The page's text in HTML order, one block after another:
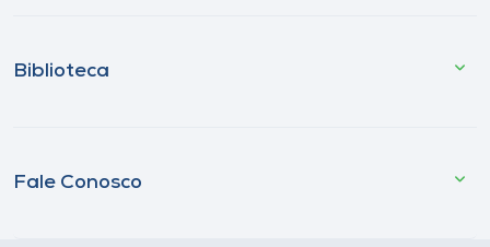
Biblioteca
Fale Conosco